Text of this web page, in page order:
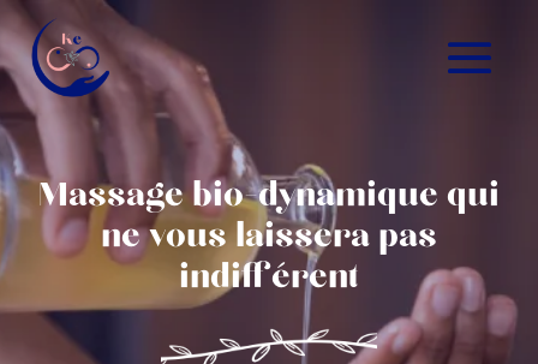
Massage bio-dynamique qui
ne vous laissera pas
indifférent